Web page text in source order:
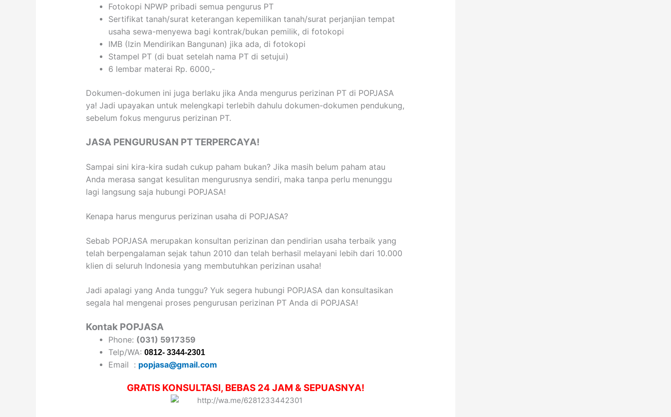
Fotokopi NPWP pribadi semua pengurus PT
Sertifikat tanah/surat keterangan kepemilikan tanah/surat perjanjian tempat
usaha sewa-menyewa bagi kontrak/bukan pemilik, di fotokopi
IMB (Izin Mendirikan Bangunan) jika ada, di fotokopi
Stampel PT (di buat setelah nama PT di setujui)
6 lembar materai Rp. 6000,-
Dokumen-dokumen ini juga berlaku jika Anda mengurus perizinan PT di POPJASA
ya! Jadi upayakan untuk melengkapi terlebih dahulu dokumen-dokumen pendukung,
sebelum fokus mengurus perizinan PT.
JASA PENGURUSAN PT TERPERCAYA!
Sampai sini kira-kira sudah cukup paham bukan? Jika masih belum paham atau
Anda merasa sangat kesulitan mengurusnya sendiri, maka tanpa perlu menunggu
lagi langsung saja hubungi POPJASA!
Kenapa harus mengurus perizinan usaha di POPJASA?
Sebab POPJASA merupakan konsultan perizinan dan pendirian usaha terbaik yang
telah berpengalaman sejak tahun 2010 dan telah berhasil melayani lebih dari 10.000
klien di seluruh Indonesia yang membutuhkan perizinan usaha!
Jadi apalagi yang Anda tunggu? Yuk segera hubungi POPJASA dan konsultasikan
segala hal mengenai proses pengurusan perizinan PT Anda di POPJASA!
Kontak POPJASA
Phone: (031) 5917359
Telp/WA:0812- 3344-2301
Email : popjasa@gmail.com
GRATIS KONSULTASI, BEBAS 24 JAM & SEPUASNYA!